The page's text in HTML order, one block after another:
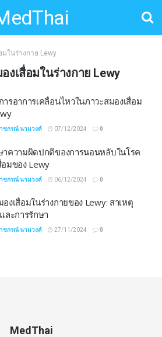
มในร่างกาย Lewy
งเสื่อมในร่างกาย Lewy
ารอาการเคลื่อนไหวในภาวะสมองเสื่อม
ชกรณ์ นามวงค์ 07/12/2024 0
าความผิดปกติของการนอนหลับในโรค
อมของ Lewy
ชกรณ์ นามวงค์ 06/12/2024 0
งเสื่อมในร่างกายของ Lewy: สาเหตุ
ละการรักษา
ชกรณ์ นามวงค์ 27/11/2024 0
MedThai